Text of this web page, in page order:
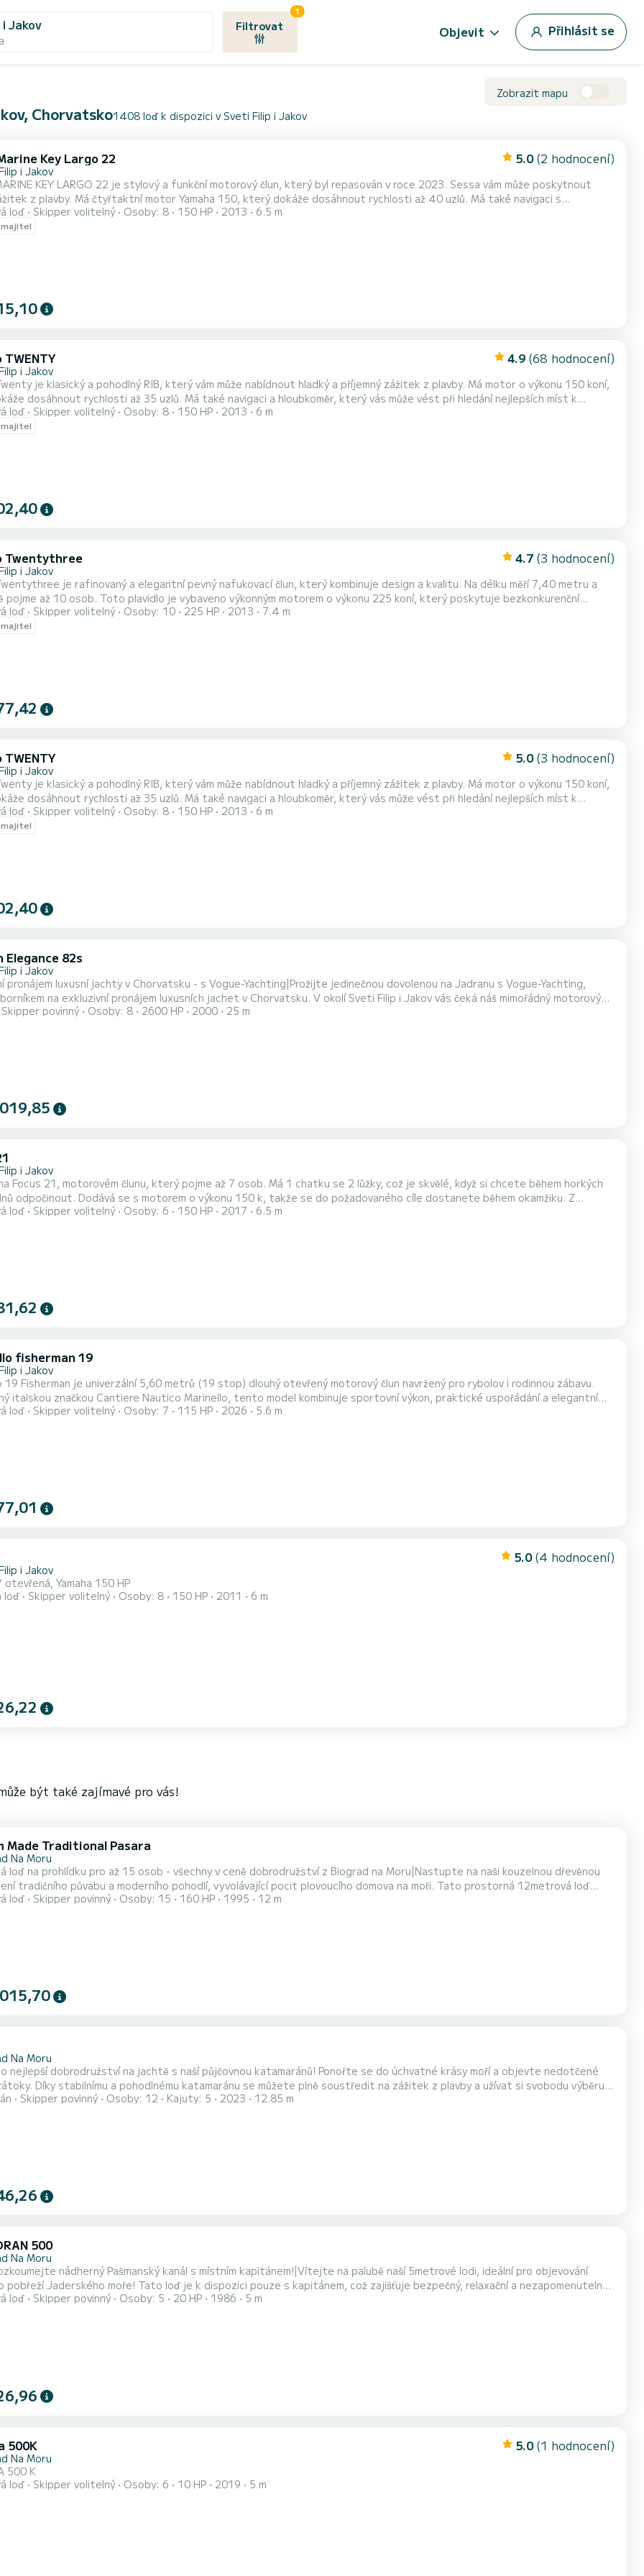
Jakov Filtrovat
1
Objevit Přihlásit se
Zobrazit mapu
Chorvatsko1408 loď k dispozici v Sveti Filip i Jakov
Key Largo 22 5.0 (2 hodnocení)
i Jakov
KEY LARGO 22 je stylový a funkční motorový člun, který byl repasován v roce 2023. Sessa vám může poskytnout
z plavby. Má čtyřtaktní motor Yamaha 150, který dokáže dosáhnout rychlosti až 40 uzlů. Má také navigaci s
který vám pomůže najít nejlepší místa a trasy. Můžete si užívat pohodlí jeho prostorné kabiny a moderní konzoly. Loď
8 osob a má dostatek úložného prostoru pro vaše věci. Loď má také bimini, které vám může poskytnout stín a ochranu
loď Skipper volitelný Osoby: 8 150 HP 2013 6.5 m
4.9 (68 hodnocení)
i Jakov
je klasický a pohodlný RIB, který vám může nabídnout hladký a příjemný zážitek z plavby. Má motor o výkonu 150 koní,
dosáhnout rychlosti až 35 uzlů. Má také navigaci a hloubkoměr, který vás může vést při hledání nejlepších míst k
a prozkoumání. Můžete relaxovat na jeho velkorysé sluneční terase a elegantní konzole. Loď pojme až 8 osob a má
úložného prostoru pro vaše vybavení. Loď má také bimini, které vám může poskytnout stín a ochranu před sluncem. K...
loď Skipper volitelný Osoby: 8 150 HP 2013 6 m
Twentythree 4.7 (3 hodnocení)
i Jakov
je rafinovaný a elegantní pevný nafukovací člun, který kombinuje design a kvalitu. Na délku měří 7,40 metru a
pojme až 10 osob. Toto plavidlo je vybaveno výkonným motorem o výkonu 225 koní, který poskytuje bezkonkurenční
obratnost na vodě. Kromě toho je loď vybavena navigačním systémem s hloubkoměrem, který vám pomůže najít nejlepší
bimini topem, který nabízí stín a ochranu před sluncem a deštěm, a sprchou na zádech, která vám umožní opláchno...
loď Skipper volitelný Osoby: 10 225 HP 2013 7.4 m
5.0 (3 hodnocení)
i Jakov
je klasický a pohodlný RIB, který vám může nabídnout hladký a příjemný zážitek z plavby. Má motor o výkonu 150 koní,
dosáhnout rychlosti až 35 uzlů. Má také navigaci a hloubkoměr, který vás může vést při hledání nejlepších míst k
a prozkoumání. Můžete relaxovat na jeho velkorysé sluneční terase a elegantní konzole. Loď pojme až 8 osob a má
úložného prostoru pro vaše vybavení. Loď má také bimini, které vám může poskytnout stín a ochranu před sluncem. K...
loď Skipper volitelný Osoby: 8 150 HP 2013 6 m
Elegance 82s
i Jakov
pronájem luxusní jachty v Chorvatsku - s Vogue-Yachting|Prožijte jedinečnou dovolenou na Jadranu s Vogue-Yachting,
na exkluzivní pronájem luxusních jachet v Chorvatsku. V okolí Sveti Filip i Jakov vás čeká náš mimořádný motorový
je pronajímán výhradně s profesionální posádkou - pro maximální pohodlí, bezpečnost a osobní servis.|Naše luxusní jachta
Skipper povinný Osoby: 8 2600 HP 2000 25 m
i Jakov
Focus 21, motorovém člunu, který pojme až 7 osob. Má 1 chatku se 2 lůžky, což je skvělé, když si chcete během horkých
odpočinout. Dodává se s motorem o výkonu 150 k, takže se do požadovaného cíle dostanete během okamžiku. Z
lodi je GPS, hloubkoměr, sprcha na palubě se sladkou vodou, jídelní stůl, lednice, USB zásuvka a koupací žebřík. Je tu
loď Skipper volitelný Osoby: 6 150 HP 2017 6.5 m
fisherman 19
i Jakov
19 Fisherman je univerzální 5,60 metrů (19 stop) dlouhý otevřený motorový člun navržený pro rybolov i rodinnou zábavu.
italskou značkou Cantiere Nautico Marinello, tento model kombinuje sportovní výkon, praktické uspořádání a elegantní
styl. Motor je od značky Yamaha o výkonu 115 HP.
loď Skipper volitelný Osoby: 7 115 HP 2026 5.6 m
5.0 (4 hodnocení)
i Jakov
otevřená, Yamaha 150 HP
loď
Skipper volitelný Osoby: 8 150 HP 2011 6 m
být také zajímavé pro vás!
Made Traditional Pasara
Na Moru
loď na prohlídku pro až 15 osob - všechny v ceně dobrodružství z Biograd na Moru|Nastupte na naši kouzelnou dřevěnou
tradičního půvabu a moderního pohodlí, vyvolávající pocit plovoucího domova na moři. Tato prostorná 12metrová loď
cestu skrze úchvatné vody Chorvatska.|Objevte skryté poklady našeho pobřežního ráje během exkluzivní
loď Skipper povinný Osoby: 15 160 HP 1995 12 m
Na Moru
nejlepší dobrodružství na jachtě s naší půjčovnou katamaránů! Ponořte se do úchvatné krásy moří a objevte nedotčené
Díky stabilnímu a pohodlnému katamaránu se můžete plně soustředit na zážitek z plavby a užívat si svobodu výběru
Nechte každodenní život za sebou a užijte si klidné vody s přáteli a rodinou. Plujte jako profesionál s naším prvotřídním
Skipper povinný Osoby: 12 Kajuty: 5 2023 12.85 m
500
Na Moru
nádherný Pašmanský kanál s místním kapitánem!|Vítejte na palubě naší 5metrové lodi, ideální pro objevování
pobřeží Jaderského moře! Tato loď je k dispozici pouze s kapitánem, což zajišťuje bezpečný, relaxační a nezapomenutelný
polodenní a celodenní soukromé túry přizpůsobené vašim přáním. Plujte Pašmanským kanálem od slavného
loď Skipper povinný Osoby: 5 20 HP 1986 5 m
500K 5.0 (1 hodnocení)
Na Moru
500 K
loď
Skipper volitelný Osoby: 6 10 HP 2019 5 m